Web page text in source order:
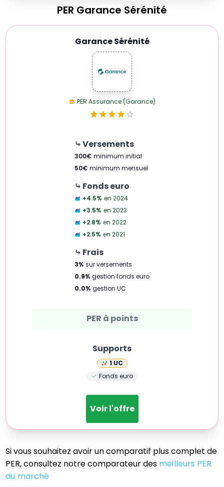
PER Garance Sérénité
Garance Sérénité
PER Assurance (Garance)
⤷ Versements
300€ minimum initial
50€ minimum mensuel
⤷ Fonds euro
+4.5% en 2024
+3.5% en 2023
+2.8% en 2022
+2.5% en 2021
⤷ Frais
3% sur versements
0.9% gestion fonds euro
0.0% gestion UC
PER à points
Supports
1 UC
Fonds euro
Voir l'offre
Si vous souhaitez avoir un comparatif plus complet de
PER, consultez notre comparateur des meilleurs PER
du marché